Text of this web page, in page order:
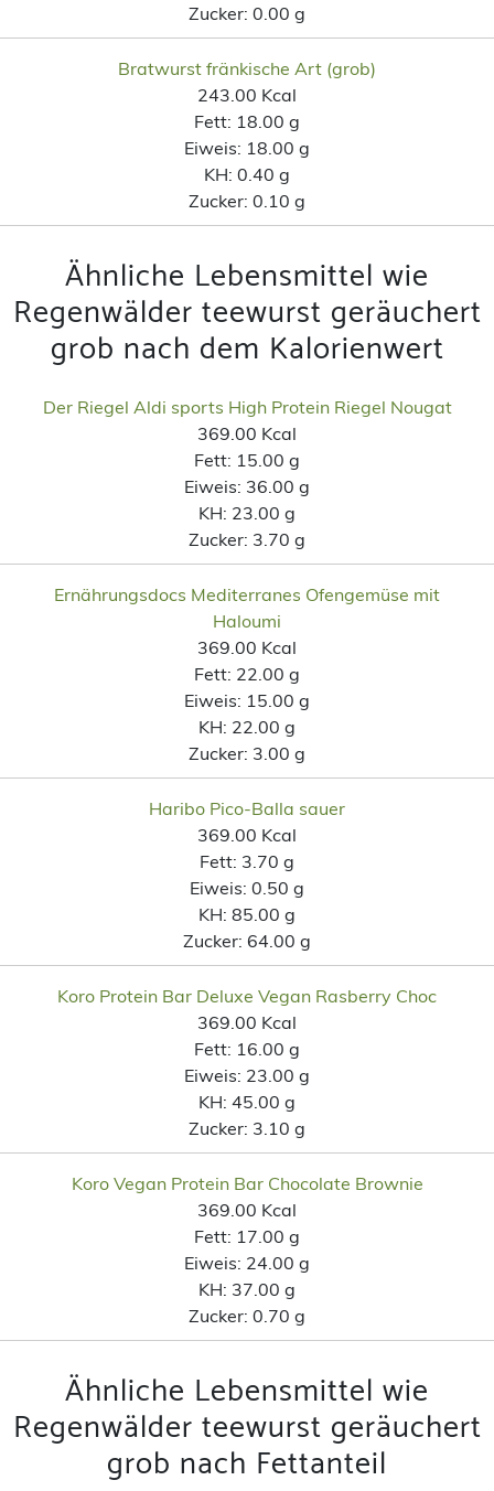
Zucker: 0.00 g
Bratwurst fränkische Art (grob)
243.00 Kcal
Fett: 18.00 g
Eiweis: 18.00 g
KH: 0.40 g
Zucker: 0.10 g
Ähnliche Lebensmittel wie
Regenwälder teewurst geräuchert
grob nach dem Kalorienwert
Der Riegel Aldi sports High Protein Riegel Nougat
369.00 Kcal
Fett: 15.00 g
Eiweis: 36.00 g
KH: 23.00 g
Zucker: 3.70 g
Ernährungsdocs Mediterranes Ofengemüse mit
Haloumi
369.00 Kcal
Fett: 22.00 g
Eiweis: 15.00 g
KH: 22.00 g
Zucker: 3.00 g
Haribo Pico-Balla sauer
369.00 Kcal
Fett: 3.70 g
Eiweis: 0.50 g
KH: 85.00 g
Zucker: 64.00 g
Koro Protein Bar Deluxe Vegan Rasberry Choc
369.00 Kcal
Fett: 16.00 g
Eiweis: 23.00 g
KH: 45.00 g
Zucker: 3.10 g
Koro Vegan Protein Bar Chocolate Brownie
369.00 Kcal
Fett: 17.00 g
Eiweis: 24.00 g
KH: 37.00 g
Zucker: 0.70 g
Ähnliche Lebensmittel wie
Regenwälder teewurst geräuchert
grob nach Fettanteil